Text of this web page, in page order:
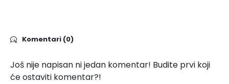
Komentari (0)
Još nije napisan ni jedan komentar! Budite prvi koji
će ostaviti komentar?!